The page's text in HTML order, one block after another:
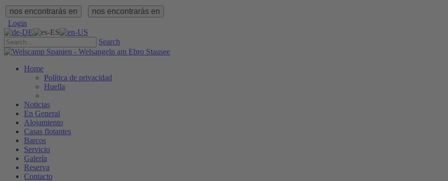
nos encontrarás en
nos encontrarás en
Login
Search
Home
Política de privacidad
Huella
Noticias
En General
Alojamiento
Casas flotantes
Barcos
Servicio
Galería
Reserva
Contacto